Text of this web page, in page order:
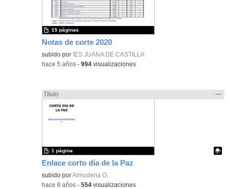
Notas de corte 2020
subido por IES JUANA DE CASTILLA
15 páginas
-hace 5 años -994 visualizaciones
Enlace corto día de la Paz
Encontrado «cortar» en:
Título
la
…
Contenido educativo.
subido porAlmudena G.
1 página
-hace 6 años -554 visualizaciones